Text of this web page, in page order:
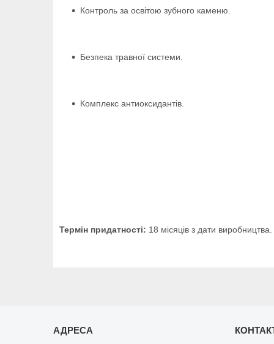
Контроль за освітою зубного каменю.
Безпека травної системи.
Комплекс антиоксидантів.
Термін придатності: 18 місяців з дати